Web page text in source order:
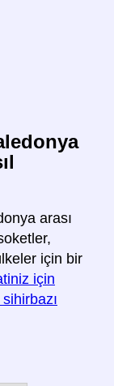
arası
için bir
için